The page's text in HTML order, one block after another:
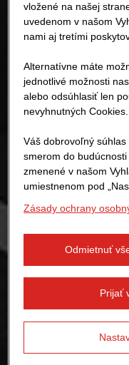
vložené na našej
uvedenom v našom
nami aj tretími
Alternatívne máte
jednotlivé možnosti
alebo odsúhlasiť len
nevyhnutných Cookies.
Váš dobrovoľný
smerom do
zmenené v našom
umiestnenom pod
Zásady ochrany
Odmietnuť
Prijať